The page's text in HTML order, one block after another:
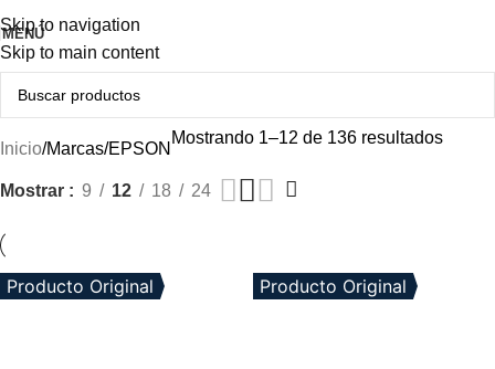
Skip to navigation
Skip to main content
MENÚ
Inicio Marcas EPSON
Mostrando 1–12 de 136 resultados
Mostrar 9 12 18 24
Producto Original Producto Original